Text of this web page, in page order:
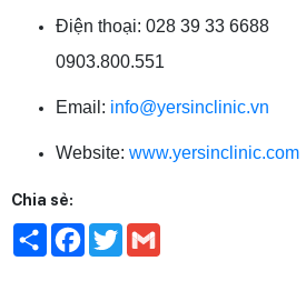
Điện thoại: 028 39 33
0903.800.551
Email: info@yersinclinic.vn
Website: www.yersinclinic.com
Chia sẻ:
Share Facebook
Twitter